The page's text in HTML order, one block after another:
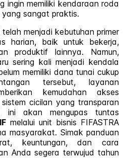
ingin memiliki kendaraan roda
sangat praktis.
menjadi kebutuhan primer
harian, baik untuk bekerja,
produktif lainnya. Namun,
sering kali menjadi kendala
memiliki dana tunai cukup
tersebut, layanan
kemudahan akses
cicilan yang transparan
ini akan mengupas tuntas
melalui unit bisnis FIFASTRA
masyarakat. Simak panduan
keuntungan, dan cara
Anda segera terwujud tahun